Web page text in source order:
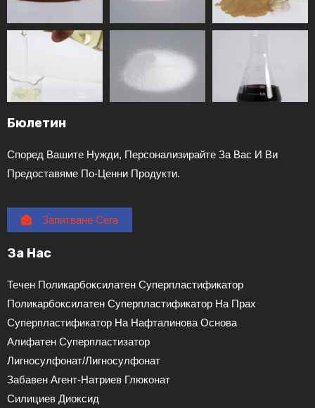
Бюлетин
Според Вашите Нужди, Персонализирайте За Вас И Ви
Предоставяме По-Ценни Продукти.
Запитване Сега
За Нас
Течен Поликарбоксилатен Суперпластификатор
Поликарбоксилатен Суперпластификатор На Прах
Суперпластификатор На Нафталинова Основа
Алифатен Суперпластизатор
Лигносулфонат/лигносулфонат
Забавен Агент-Натриев Глюконат
Силициев Диоксид